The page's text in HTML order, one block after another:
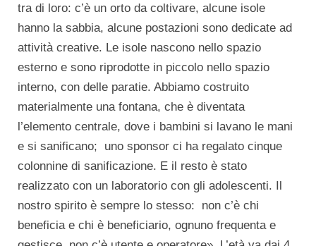
tra di loro: c’è un orto da coltivare, alcune isole
hanno la sabbia, alcune postazioni sono dedicate ad
attività creative. Le isole nascono nello spazio
esterno e sono riprodotte in piccolo nello spazio
interno, con delle paratie. Abbiamo costruito
materialmente una fontana, che è diventata
l’elemento centrale, dove i bambini si lavano le mani
e si sanificano; uno sponsor ci ha regalato cinque
colonnine di sanificazione. E il resto è stato
realizzato con un laboratorio con gli adolescenti. Il
nostro spirito è sempre lo stesso: non c’è chi
beneficia e chi è beneficiario, ognuno frequenta e